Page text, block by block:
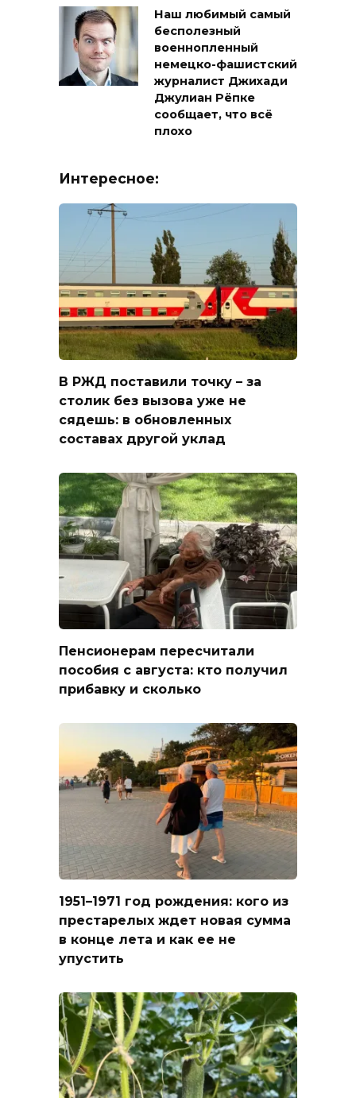
Наш любимый самый
бесполезный
военнопленный
немецко-фашистский
журналист Джихади
Джулиан Рёпке
сообщает, что всё
плохо
Интересное:
В РЖД поставили точку – за
столик без вызова уже не
сядешь: в обновленных
составах другой уклад
Пенсионерам пересчитали
пособия с августа: кто получил
прибавку и сколько
1951–1971 год рождения: кого из
престарелых ждет новая сумма
в конце лета и как ее не
упустить